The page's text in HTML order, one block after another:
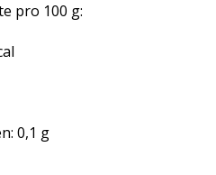
pro 100 g:
0,1 g